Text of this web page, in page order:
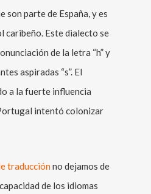
son parte de España, y es
caribeño. Este dialecto se
de la letra “h” y
aspiradas “s”. El
a la fuerte influencia
intentó colonizar
traducciónno dejamos de
de los idiomas